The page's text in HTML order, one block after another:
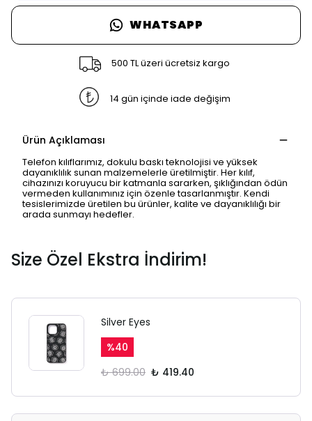
WHATSAPP
500 TL üzeri ücretsiz kargo
14 gün içinde iade değişim
Ürün Açıklaması
Telefon kılıflarımız, dokulu baskı teknolojisi ve yüksek
dayanıklılık sunan malzemelerle üretilmiştir. Her kılıf,
cihazınızı koruyucu bir katmanla sararken, şıklığından ödün
vermeden kullanımınız için özenle tasarlanmıştır. Kendi
tesislerimizde üretilen bu ürünler, kalite ve dayanıklılığı bir
arada sunmayı hedefler.
Size Özel Ekstra İndirim!
Silver Eyes
%40
₺ 699.00 ₺ 419.40